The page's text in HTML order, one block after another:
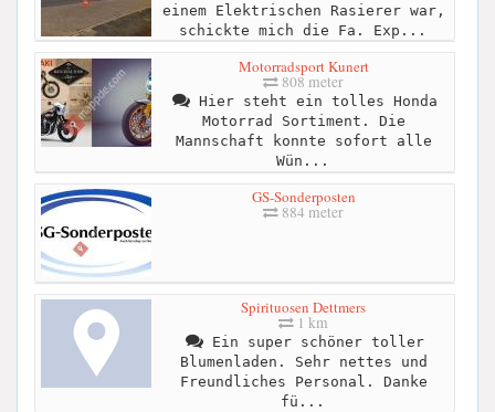
einem Elektrischen Rasierer war,
schickte mich die Fa. Exp...
Motorradsport Kunert
808 meter
Hier steht ein tolles Honda
Motorrad Sortiment. Die
Mannschaft konnte sofort alle
Wün...
GS-Sonderposten
884 meter
Spirituosen Dettmers
1 km
Ein super schöner toller
Blumenladen. Sehr nettes und
Freundliches Personal. Danke
fü...